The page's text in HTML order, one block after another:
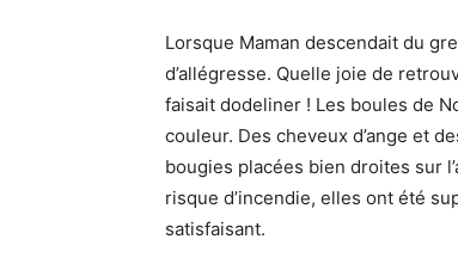
Lorsque Maman descendait du
d’allégresse. Quelle joie de
faisait dodeliner ! Les boules de
couleur. Des cheveux d’ange et
bougies placées bien droites sur
risque d’incendie, elles ont été
satisfaisant.